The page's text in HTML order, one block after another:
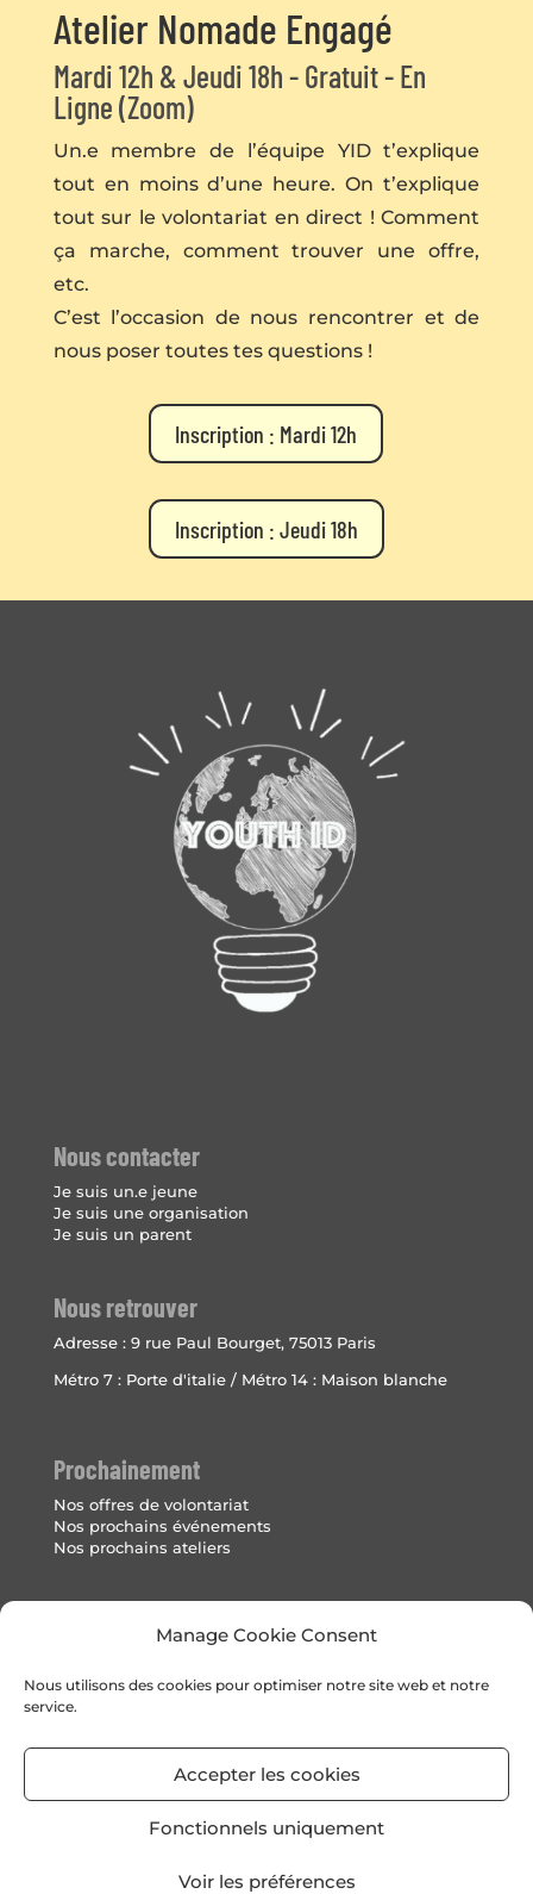
Manage Cookie Consent
Nous utilisons des cookies pour optimiser notre site web et notre
service.
Accepter les cookies
Fonctionnels uniquement
Voir les préférences
Atelier Nomade Engagé
Mardi 12h & Jeudi 18h - Gratuit - En
Ligne (Zoom)
Un.e membre de l’équipe YID t’explique
tout en moins d’une heure. On t’explique
tout sur le volontariat en direct ! Comment
ça marche, comment trouver une offre,
etc.
C’est l’occasion de nous rencontrer et de
nous poser toutes tes questions !
Inscription : Mardi 12h
Inscription : Jeudi 18h
Nous contacter
Je suis un.e jeune
Je suis une organisation
Je suis un parent
Nous retrouver
Adresse : 9 rue Paul Bourget, 75013 Paris
Métro 7 : Porte d'italie / Métro 14 : Maison blanche
Prochainement
Nos offres de volontariat
Nos prochains événements
Nos prochains ateliers
Politique de cookies (UE)